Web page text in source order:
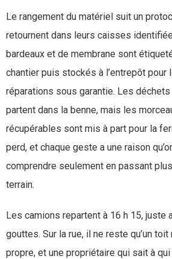
Le rangement du matériel suit un
retournent dans leurs caisses
bardeaux et de membrane sont
chantier puis stockés à l’entrepôt pour
réparations sous garantie. Les
partent dans la benne, mais les
récupérables sont mis à part pour la
perd, et chaque geste a une raison
comprendre seulement en passant
terrain.
Les camions repartent à 16 h 15, juste
gouttes. Sur la rue, il ne reste qu’un toit
propre, et une propriétaire qui sait à